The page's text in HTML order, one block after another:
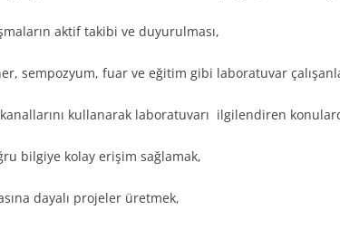
aktif takibi ve duyurulması,
sempozyum, fuar ve eğitim gibi laboratuvar
kullanarak laboratuvarı ilgilendiren
bilgiye kolay erişim sağlamak,
dayalı projeler üretmek,